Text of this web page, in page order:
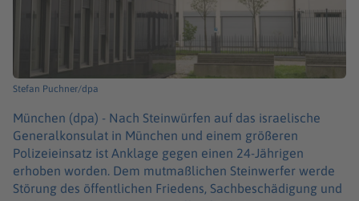
Stefan Puchner/dpa
München (dpa) - Nach Steinwürfen auf das israelische
Generalkonsulat in München und einem größeren
Polizeieinsatz ist Anklage gegen einen 24-Jährigen
erhoben worden. Dem mutmaßlichen Steinwerfer werde
Störung des öffentlichen Friedens, Sachbeschädigung und